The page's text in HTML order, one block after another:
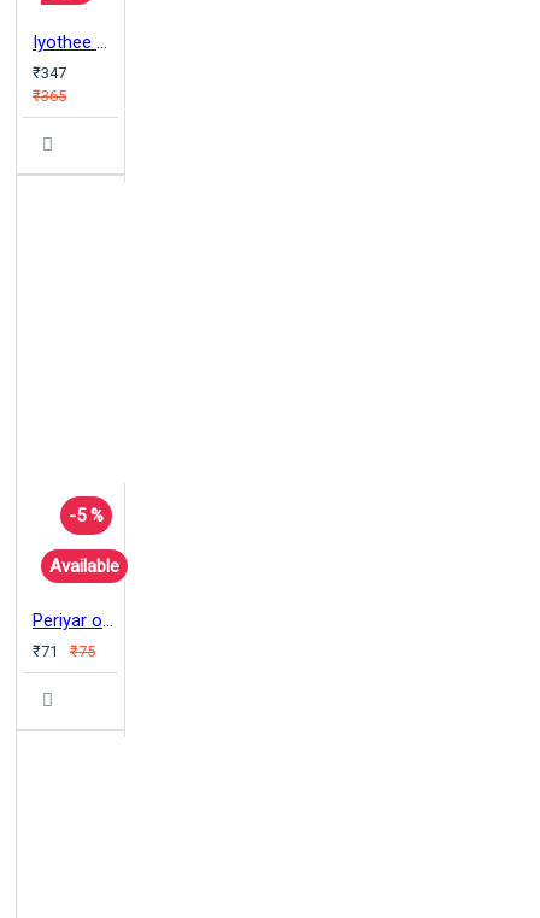
Iyothee Thassar & Tamil Buddhist Movement
₹347
₹365
-5 %
Available
Periyar on Category - Wise Rights
₹71 ₹75